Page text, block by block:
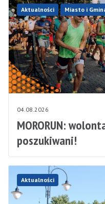
Aktualności Miasto i
04.08.2026
MORORUN:
poszukiwani!
Aktualności